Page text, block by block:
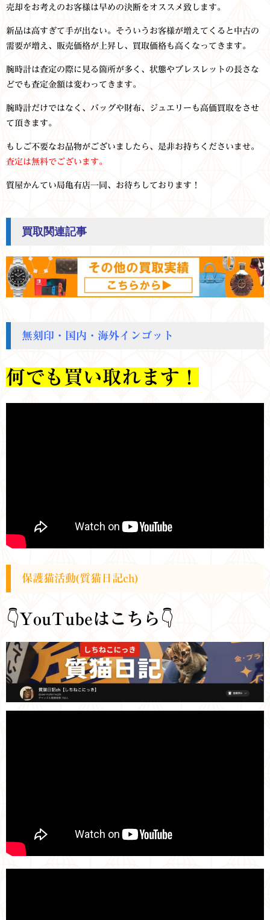
売却をお考えのお客様は早めの決断をオススメ致します。
新品は高すぎて手が出ない。そういうお客様が増えてくると中古の
需要が増え、販売価格が上昇し、買取価格も高くなってきます。
腕時計は査定の際に見る箇所が多く、状態やブレスレットの長さな
どでも査定金額は変わってきます。
腕時計だけではなく、バッグや財布、ジュエリーも高価買取をさせ
て頂きます。
もしご不要なお品物がございましたら、是非お持ちくださいませ。
査定は無料でございます。
質屋かんてい局亀有店一同、お待ちしております！
買取関連記事
無刻印・国内・海外インゴット
何でも買い取れます！
保護猫活動(質猫日記ch)
👇YouTubeはこちら 👇